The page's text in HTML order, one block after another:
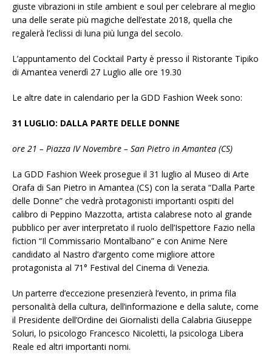
giuste vibrazioni in stile ambient e soul per celebrare al meglio
una delle serate più magiche dell’estate 2018, quella che
regalerà l’eclissi di luna più lunga del secolo.
L’appuntamento del Cocktail Party è presso il Ristorante Tipiko
di Amantea venerdì 27 Luglio alle ore 19.30
Le altre date in calendario per la GDD Fashion Week sono:
31 LUGLIO: DALLA PARTE DELLE DONNE
ore 21 – Piazza IV Novembre – San Pietro in Amantea (CS)
La GDD Fashion Week prosegue il 31 luglio al Museo di Arte
Orafa di San Pietro in Amantea (CS) con la serata “Dalla Parte
delle Donne” che vedrà protagonisti importanti ospiti del
calibro di Peppino Mazzotta, artista calabrese noto al grande
pubblico per aver interpretato il ruolo dell’Ispettore Fazio nella
fiction “Il Commissario Montalbano” e con Anime Nere
candidato al Nastro d’argento come migliore attore
protagonista al 71° Festival del Cinema di Venezia.
Un parterre d’eccezione presenzierà l’evento, in prima fila
personalità della cultura, dell’informazione e della salute, come
il Presidente dell’Ordine dei Giornalisti della Calabria Giuseppe
Soluri, lo psicologo Francesco Nicoletti, la psicologa Libera
Reale ed altri importanti nomi.